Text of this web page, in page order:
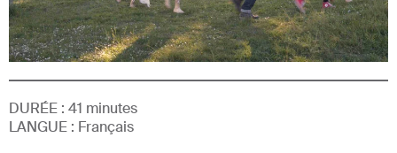
DURÉE : 41 minutes
LANGUE : Français